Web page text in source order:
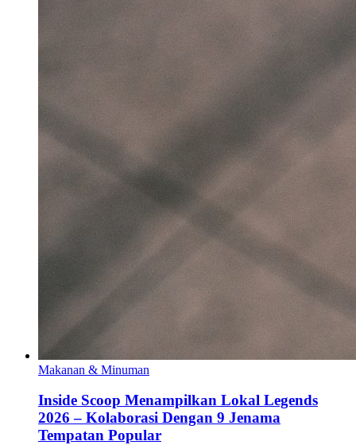
Makanan & Minuman
Inside Scoop Menampilkan Lokal Legends
2026 – Kolaborasi Dengan 9 Jenama
Tempatan Popular